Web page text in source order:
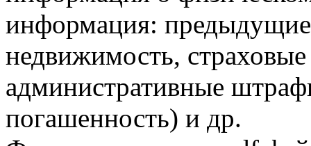
информация:
недвижимость,
административные
погашенность) и др.